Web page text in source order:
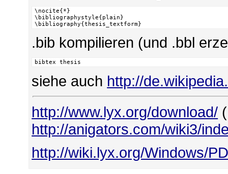
\nocite{*}
\bibliographystyle{plain}
\bibliography{thesis_textform}
.bib kompilieren (und .bbl
bibtex thesis
siehe auch http://
http://www.lyx.org/download/
http://anigators.com/wiki3/
http://wiki.lyx.org/Windows/